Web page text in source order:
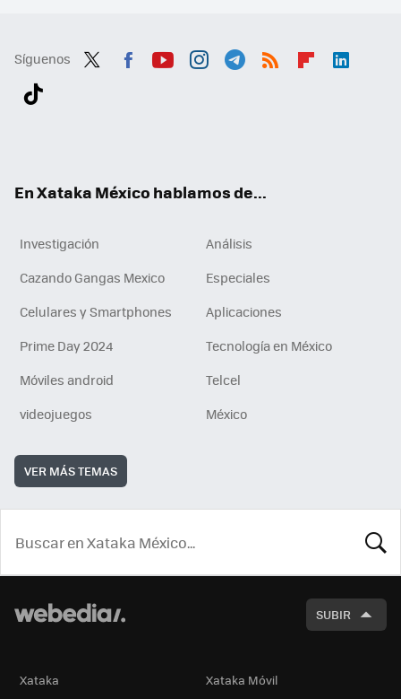
Síguenos
En Xataka México hablamos de...
Investigación
Análisis
Cazando Gangas Mexico
Especiales
Celulares y Smartphones
Aplicaciones
Prime Day 2024
Tecnología en México
Móviles android
Telcel
videojuegos
México
VER MÁS TEMAS
SUBIR
Xataka Xataka Móvil